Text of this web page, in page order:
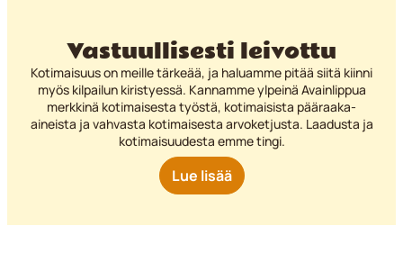
Vastuullisesti leivottu
Kotimaisuus on meille tärkeää, ja haluamme pitää siitä kiinni
myös kilpailun kiristyessä. Kannamme ylpeinä Avainlippua
merkkinä kotimaisesta työstä, kotimaisista pääraaka-
aineista ja vahvasta kotimaisesta arvoketjusta. Laadusta ja
kotimaisuudesta emme tingi.
Lue lisää